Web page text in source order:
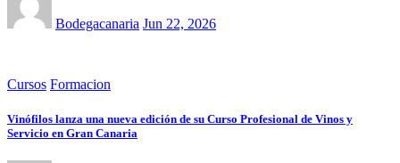
Bodegacanaria Jun 22, 2026
Cursos Formacion
Vinófilos lanza una nueva edición de su Curso Profesional de Vinos y
Servicio en Gran Canaria